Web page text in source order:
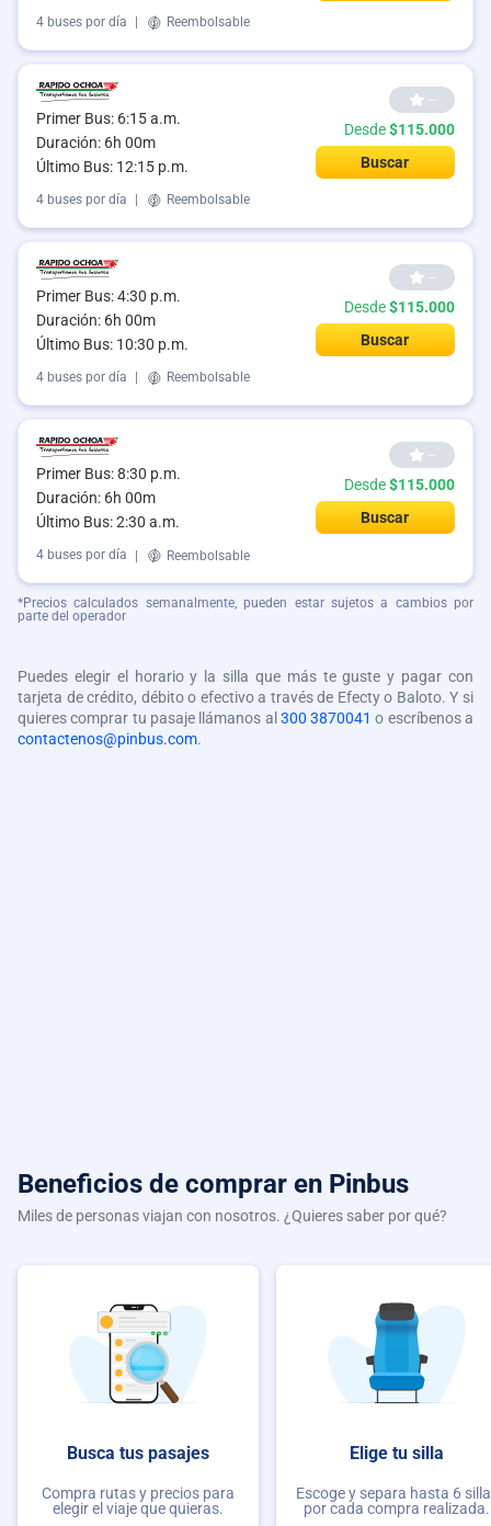
4 buses por día Reembolsable
Primer Bus: 6:15 a.m.
Duración: 6h 00m
Último Bus: 12:15 p.m.
--
Desde$115.000
Buscar
4 buses por día Reembolsable
Primer Bus: 4:30 p.m.
Duración: 6h 00m
Último Bus: 10:30 p.m.
--
Desde$115.000
Buscar
4 buses por día Reembolsable
Primer Bus: 8:30 p.m.
Duración: 6h 00m
Último Bus: 2:30 a.m.
--
Desde$115.000
Buscar
4 buses por día | Reembolsable
*Precios calculados semanalmente, pueden estar sujetos a cambios por
parte del operador
Puedes elegir el horario y la silla que más te guste y pagar con
tarjeta de crédito, débito o efectivo a través de Efecty o Baloto. Y si
quieres comprar tu pasaje llámanos al 300 3870041 o escríbenos a
contactenos@pinbus.com.
Beneficios de comprar en Pinbus
Miles de personas viajan con nosotros. ¿Quieres saber por qué?
Busca tus pasajes
Compra rutas y precios para
elegir el viaje que quieras.
Elige tu silla
Escoge y separa hasta 6
por cada compra realizada.